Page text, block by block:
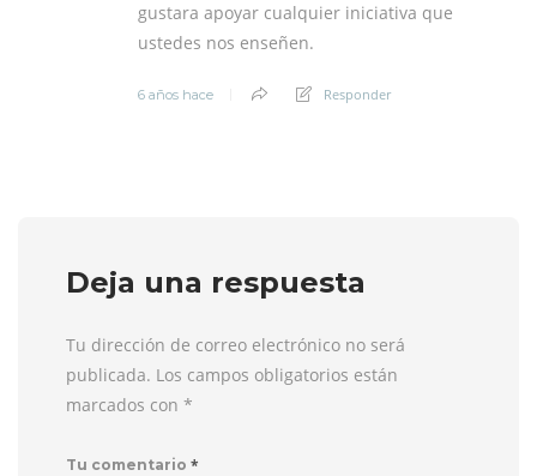
gustara apoyar cualquier iniciativa que
ustedes nos enseñen.
6 años hace Responder
Deja una respuesta
Tu dirección de correo electrónico no será
publicada. Los campos obligatorios están
marcados con *
Tu comentario *